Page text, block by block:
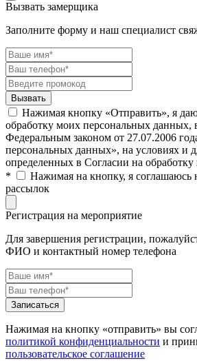
Вызвать замерщика
Заполните форму и наш специалист
Нажимая кнопку «Отправить», я даю
обработку моих персональных данных,
Федеральным законом от 27.07.2006
персональных данных», на условиях и
определенных в Согласии на
*
Нажимая на кнопку, я соглашаюсь
рассылок
Регистрация на мероприятие
Для завершения регистрации,
ФИО и контактный номер телефона
Нажимая на кнопку «отправить» вы
политикой конфиденциальности и
пользовательское соглашение